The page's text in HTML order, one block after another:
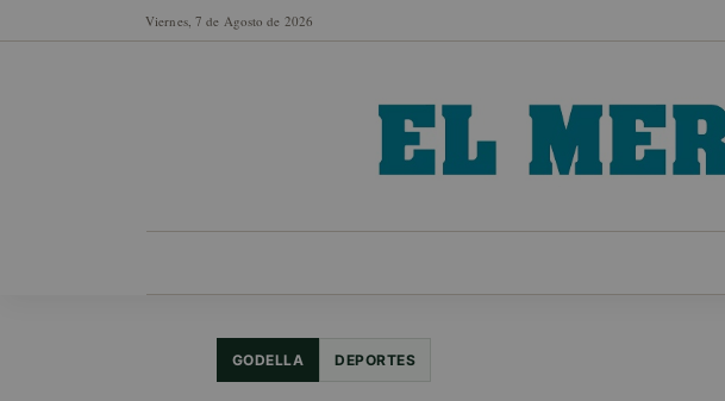
Viernes, 7 de Agosto de 2026
GODELLA DEPORTES